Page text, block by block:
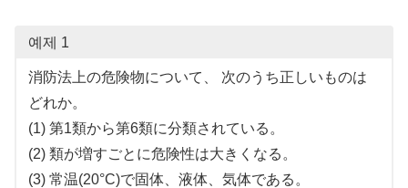
예제 1
消防法上の危険物について、 次のうち正しいものは
どれか。
(1) 第1類から第6類に分類されている。
(2) 類が増すごとに危険性は大きくなる。
(3) 常温(20°C)で固体、液体、気体である。